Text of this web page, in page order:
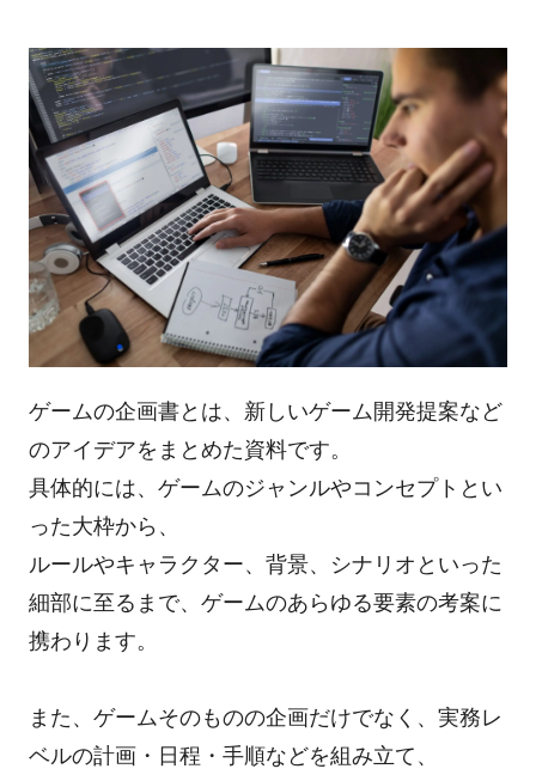
ゲームの企画書とは、新しいゲーム開発提案など
のアイデアをまとめた資料です。
具体的には、ゲームのジャンルやコンセプトとい
った大枠から、
ルールやキャラクター、背景、シナリオといった
細部に至るまで、ゲームのあらゆる要素の考案に
携わります。
また、ゲームそのものの企画だけでなく、実務レ
ベルの計画・日程・手順などを組み立て、